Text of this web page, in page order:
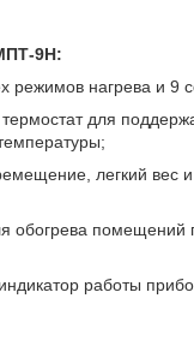
9Н:
режимов нагрева и 9
для
легкий вес
обогрева
работы